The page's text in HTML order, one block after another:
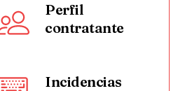
Perfil
contratante
Incidencias